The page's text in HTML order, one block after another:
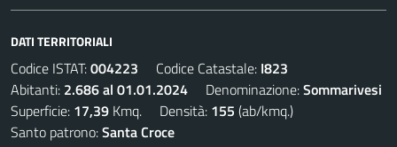
DATI TERRITORIALI
Codice ISTAT:004223 Codice Catastale: I823
Abitanti: 2.686 al 01.01.2024 Denominazione:Sommarivesi
Superficie: 17,39 Kmq. Densità: 155 (ab/kmq.)
Santo patrono:Santa Croce